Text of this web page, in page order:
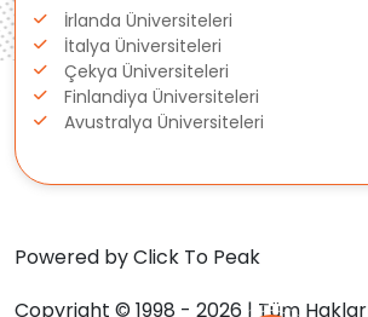
Danimarka
Avustralya
İrlanda Üniversiteleri
İtalya Üniversiteleri
Çekya Üniversiteleri
Finlandiya Üniversiteleri
Avustralya Üniversiteleri
Powered by Click To Peak
Copyright © 1998 - 2026 | Tüm Hakları